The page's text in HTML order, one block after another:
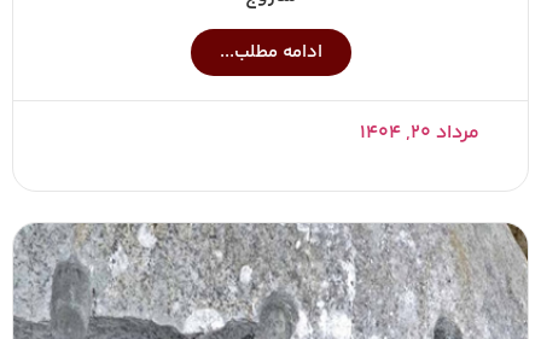
ادامه مطلب...
مرداد ۲۰, ۱۴۰۴